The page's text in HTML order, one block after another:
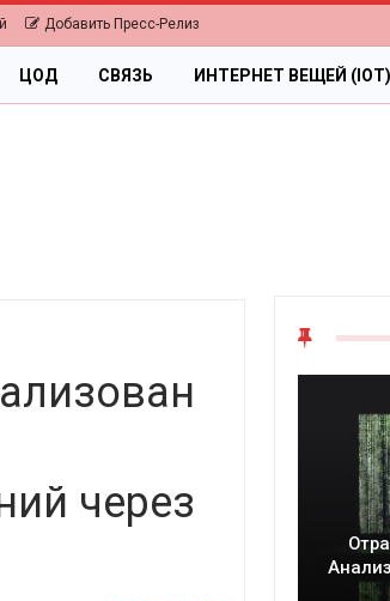
Добавить Пресс-Релиз
ЦОД СВЯЗЬ ИНТЕРНЕТ ВЕЩЕЙ (IOT)
через
Отрасль ИБП в депрессии?
Анализ российского рынка ИБП